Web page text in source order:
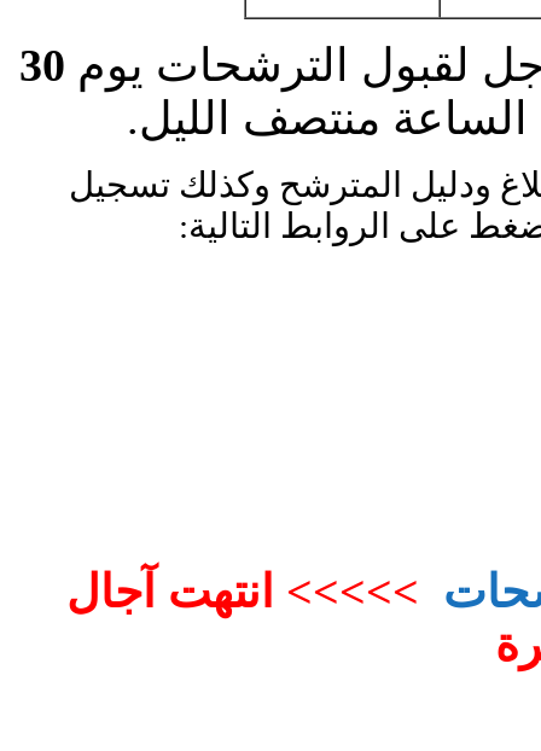
لقبول الترشحات يوم 30
منتصف الليل.
ودليل المترشح وكذلك تسجيل
على الروابط التالية:
>>>>> انتهت آجال